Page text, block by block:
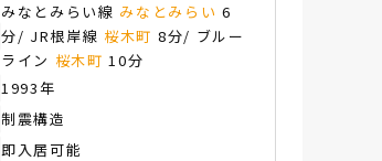
みなとみらい線 みなとみらい 6
分/ JR根岸線 桜木町 8分/ ブルー
ライン 桜木町 10分
1993年
制震構造
即入居可能